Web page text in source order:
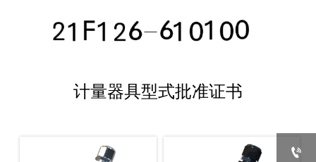
计量器具型式批准证书
